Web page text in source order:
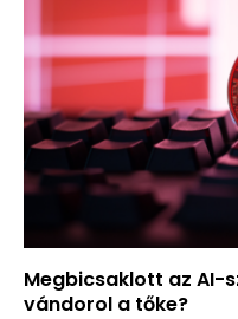
Megbicsaklott az AI-
vándorol a tőke?